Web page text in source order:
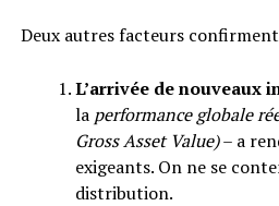
Deux autres facteurs
L’arrivée de nouveaux
la performance globale
Gross Asset Value)– a
exigeants. On ne se
distribution.